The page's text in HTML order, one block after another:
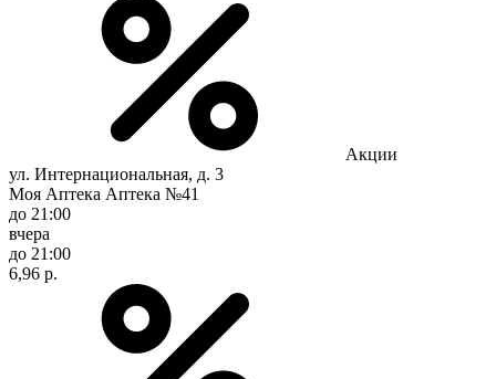
Акции
ул. Интернациональная, д. 3
Моя Аптека Аптека №41
до 21:00
вчера
до 21:00
6,96 р.